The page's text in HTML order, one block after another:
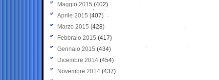
Maggio 2015 (402)
Aprile 2015 (407)
Marzo 2015 (428)
Febbraio 2015 (417)
Gennaio 2015 (434)
Dicembre 2014 (454)
Novembre 2014 (437)